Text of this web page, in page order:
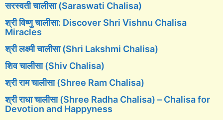
सरस्वती चालीसा (Saraswati Chalisa)
श्री विष्णु चालीसा: Discover Shri Vishnu Chalisa
Miracles
श्री लक्ष्मी चालीसा (Shri Lakshmi Chalisa)
शिव चालीसा (Shiv Chalisa)
श्री राम चालीसा (Shree Ram Chalisa)
श्री राधा चालीसा (Shree Radha Chalisa) – Chalisa for
Devotion and Happyness